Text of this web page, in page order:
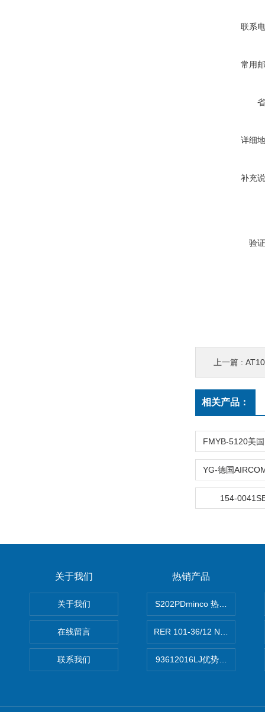
联系
常用
详细
补充
验
上一篇 :
相关产品：
154-
关于我们
关于我们
在线留言
联系我们
热销产品
S202PDminco 热电阻
RER 101-36/12 NHH离心
93612016LJ优势供应美国